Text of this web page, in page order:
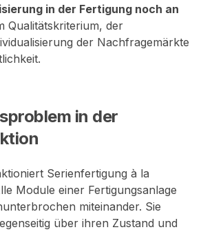
in der Fertigung noch an
Qualitätskriterium, der
der Nachfragemärkte
in der
Serienfertigung à la
Module einer Fertigungsanlage
miteinander. Sie
über ihren Zustand und